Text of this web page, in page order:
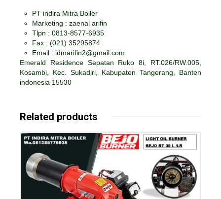
PT indira Mitra Boiler
Marketing : zaenal arifin
Tlpn : 0813-8577-6935
Fax : (021) 35295874
Email : idmarifin2@gmail.com
Emerald Residence Sepatan Ruko 8i, RT.026/RW.005,
Kosambi, Kec. Sukadiri, Kabupaten Tangerang, Banten
indonesia 15530
Related products
Details